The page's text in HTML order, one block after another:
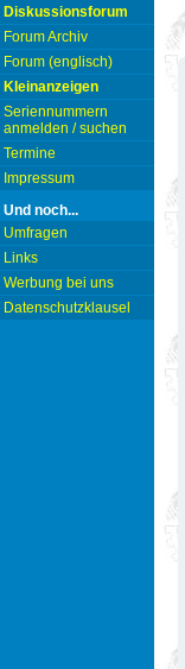
Diskussionsforum
Forum Archiv
Forum (englisch)
Kleinanzeigen
Seriennummern
anmelden / suchen
Termine
Impressum
Und noch...
Umfragen
Links
Werbung bei uns
Datenschutzklausel